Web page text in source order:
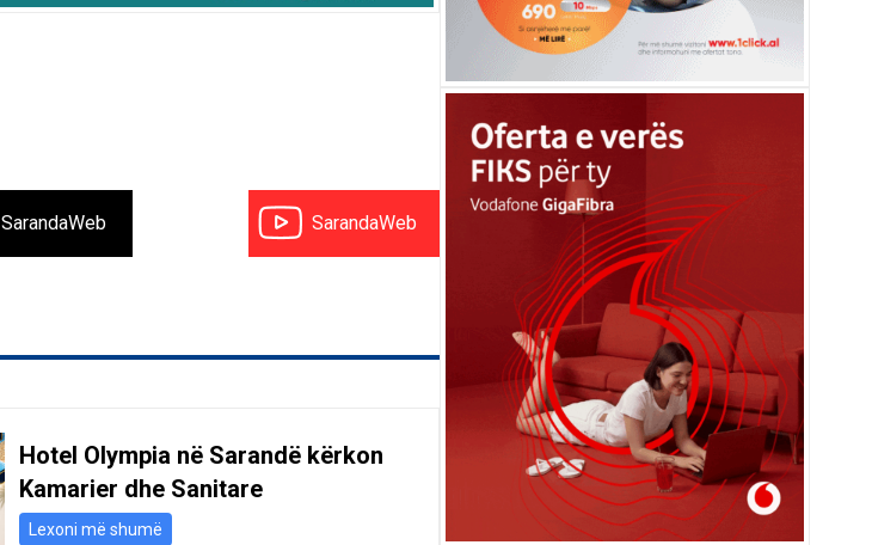
SarandaWeb SarandaWeb
Hotel Olympia në Sarandë kërkon
Kamarier dhe Sanitare
Lexoni më shumë